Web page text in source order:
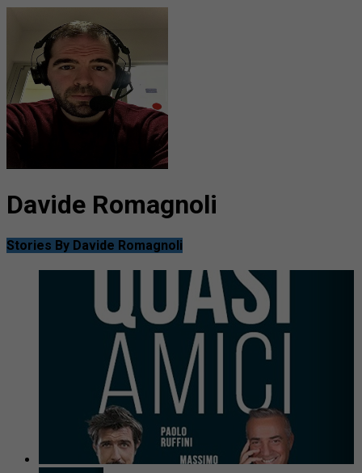
Davide Romagnoli
Stories By Davide Romagnoli